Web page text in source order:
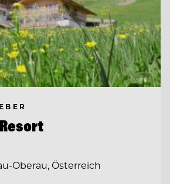
Oberau, Österreich